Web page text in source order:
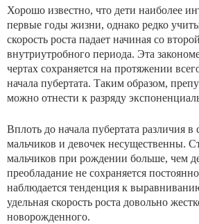
Хорошо известно, что дети наиболее
первые годы жизни, однако редко
скорость роста падает начиная со
внутриутробного периода. Эта
чертах сохраняется на протяжении
начала пубертата. Таким образом,
можно отнести к разряду
Вплоть до начала пубертата различия в
мальчиков и девочек несущественны.
мальчиков при рождении больше, чем
преобладание не сохраняется
наблюдается тенденция к
удельная скорость роста довольно
новорожденного.